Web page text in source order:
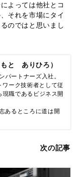
よっては他社とコ
それを市場にタイ
のではと思いまし
と ありひろ）
パートナーズ入社。
ワーク技術者として従
職であるビジネス開
あるところに道は開
次の記事